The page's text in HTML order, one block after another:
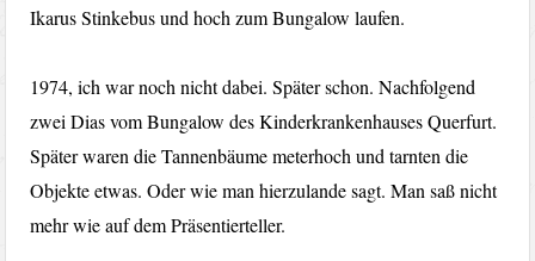
Ikarus Stinkebus und hoch zum Bungalow laufen.
1974, ich war noch nicht dabei. Später schon. Nachfolgend
zwei Dias vom Bungalow des Kinderkrankenhauses Querfurt.
Später waren die Tannenbäume meterhoch und tarnten die
Objekte etwas. Oder wie man hierzulande sagt. Man saß nicht
mehr wie auf dem Präsentierteller.